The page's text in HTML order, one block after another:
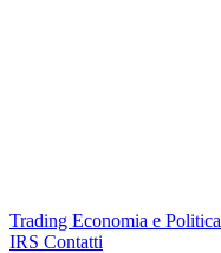
Trading Economia e Politica
IRS Contatti